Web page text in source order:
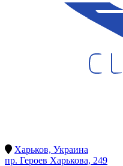
Харьков, Украина
пр. Героев Харькова, 249